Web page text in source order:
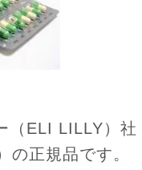
（ELI LILLY）社
の正規品です。